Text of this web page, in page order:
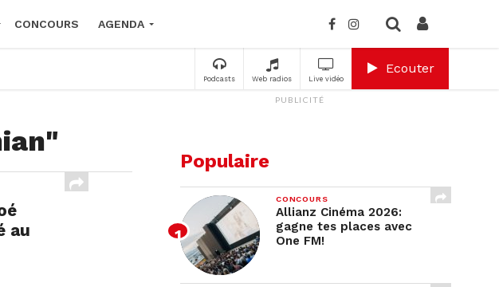
CONCOURS AGENDA
Podcasts Web radios Live vidéo
Ecouter
au
PUBLICITÉ
Populaire
CONCOURS
Allianz Cinéma 2026:
gagne tes places avec
One FM!